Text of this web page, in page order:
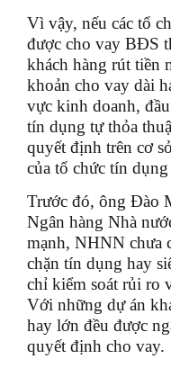
Vì vậy, nếu các tổ
được cho vay BĐS
khách hàng rút tiền
khoản cho vay dài
vực kinh doanh,
tín dụng tự thỏa
quyết định trên cơ
của tổ chức tín
Trước đó, ông Đào
Ngân hàng Nhà
mạnh, NHNN chưa
chặn tín dụng hay
chỉ kiểm soát rủi ro
Với những dự án
hay lớn đều được
quyết định cho vay.